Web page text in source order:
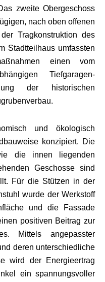
zweite Obergeschoss
nach oben offenen
Tragkonstruktion des
Stadtteilhaus umfassten
einen vom
Tiefgaragen-
der historischen
und ökologisch
konzipiert. Die
die innen liegenden
Geschosse sind
Für die Stützen in der
wurde der Werkstoff
und die Fassade
positiven Beitrag zur
Mittels angepasster
deren unterschiedliche
wird der Energieertrag
ein spannungsvoller